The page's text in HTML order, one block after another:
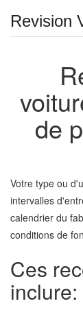
Revision
de
Votre type ou
intervalles
calendrier du
conditions de
Ces
inclure: